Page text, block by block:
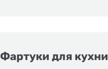
Фартуки для кухни